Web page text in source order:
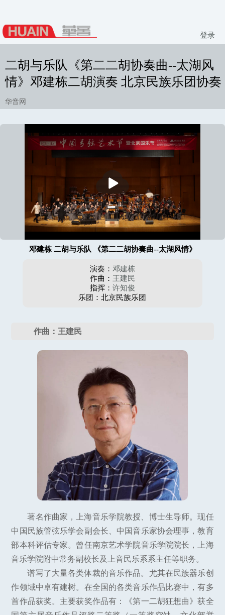
登录
二胡与乐队《第二二胡协奏曲--太湖风
情》邓建栋二胡演奏 北京民族乐团协奏
华音网
放
邓建栋 二胡与乐队 《第二二胡协奏曲--太湖风情》
演奏： 邓建栋
作曲： 王建民
指挥： 许知俊
乐团：北京民族乐团
作曲：王建民
著名作曲家，上海音乐学院教授、博士生导师。现任
中国民族管弦乐学会副会长、中国音乐家协会理事，教育
部本科评估专家。曾任南京艺术学院音乐学院院长，上海
音乐学院附中常务副校长及上音民乐系系主任等职务。
谱写了大量各类体裁的音乐作品。尤其在民族器乐创
作领域中卓有建树。在全国的各类音乐作品比赛中，有多
首作品获奖。主要获奖作品有：《第一二胡狂想曲》获全